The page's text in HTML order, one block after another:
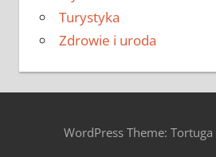
Turystyka
Zdrowie i uroda
WordPress Theme: